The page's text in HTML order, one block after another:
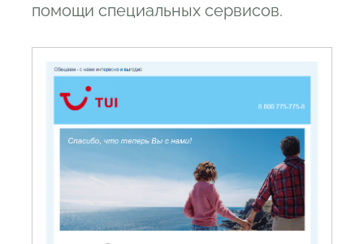
помощи специальных сервисов.